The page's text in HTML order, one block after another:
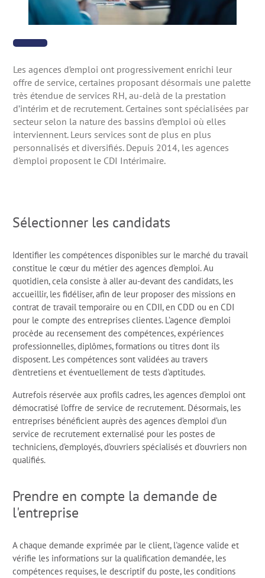
Les agences d’emploi ont progressivement enrichi leur
offre de service, certaines proposant désormais une palette
très étendue de services RH, au-delà de la prestation
d’intérim et de recrutement. Certaines sont spécialisées par
secteur selon la nature des bassins d’emploi où elles
interviennent. Leurs services sont de plus en plus
personnalisés et diversifiés. Depuis 2014, les agences
d'emploi proposent le CDI Intérimaire.
Sélectionner les candidats
Identifier les compétences disponibles sur le marché du travail
constitue le cœur du métier des agences d’emploi. Au
quotidien, cela consiste à aller au-devant des candidats, les
accueillir, les fidéliser, afin de leur proposer des missions en
contrat de travail temporaire ou en CDII, en CDD ou en CDI
pour le compte des entreprises clientes. L’agence d’emploi
procède au recensement des compétences, expériences
professionnelles, diplômes, formations ou titres dont ils
disposent. Les compétences sont validées au travers
d'entretiens et éventuellement de tests d'aptitudes.
Autrefois réservée aux profils cadres, les agences d’emploi ont
démocratisé l’offre de service de recrutement. Désormais, les
entreprises bénéficient auprès des agences d’emploi d’un
service de recrutement externalisé pour les postes de
techniciens, d’employés, d’ouvriers spécialisés et d’ouvriers non
qualifiés.
Prendre en compte la demande de
l'entreprise
A chaque demande exprimée par le client, l'agence valide et
vérifie les informations sur la qualification demandée, les
compétences requises, le descriptif du poste, les conditions